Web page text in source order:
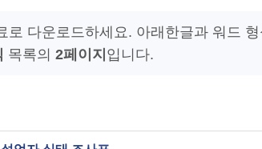
다운로드하세요. 아래한글과 워드 형
목록의 2페이지 입니다.